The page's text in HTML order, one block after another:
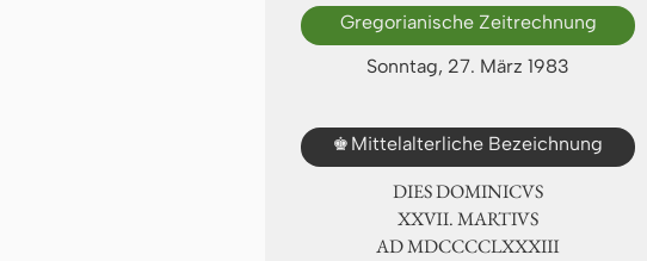
Gregorianische Zeitrechnung
Sonntag, 27. März 1983
♚ Mittelalterliche Bezeichnung
DIES DOMINICUS
ⅩⅩⅦ. MARTIVS
AD ⅯⅮⅭⅭⅭⅭⅬⅩⅩⅩⅢ